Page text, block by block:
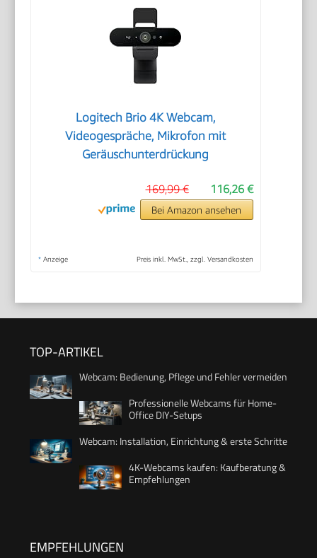
Logitech Brio 4K Webcam,
Videogespräche, Mikrofon mit
Geräuschunterdrückung
116,26 €
169,99 €
Bei Amazon ansehen
* Anzeige Preis inkl. MwSt., zzgl. Versandkosten
TOP-ARTIKEL
Webcam: Bedienung, Pflege und Fehler vermeiden
Professionelle Webcams für Home-
Office DIY-Setups
Webcam: Installation, Einrichtung & erste Schritte
4K-Webcams kaufen: Kaufberatung &
Empfehlungen
EMPFEHLUNGEN